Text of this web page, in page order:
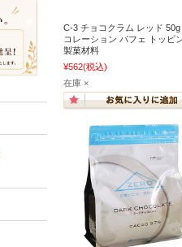
C-3 チョコクラム レッド 50g
コレーション パフェ トッピ
製菓材料
¥562(税込)
在庫 ×